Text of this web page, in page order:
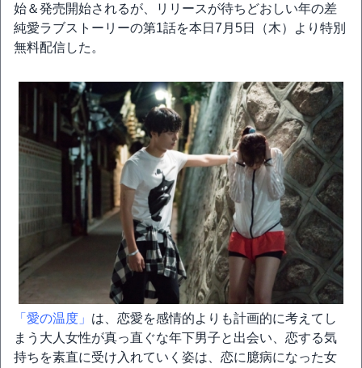
始＆発売開始されるが、リリースが待ちどおしい年の差
純愛ラブストーリーの第1話を本日7月5日（木）より特別
無料配信した。
「愛の温度」 は、恋愛を感情的よりも計画的に考えてし
まう大人女性が真っ直ぐな年下男子と出会い、恋する気
持ちを素直に受け入れていく姿は、恋に臆病になった女